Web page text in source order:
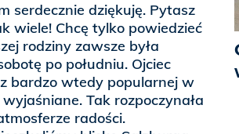
serdecznie dziękuję. Pytasz
wiele! Chcę tylko powiedzieć
rodziny zawsze była
po południu. Ojciec
bardzo wtedy popularnej w
Tak rozpoczynała
radości.